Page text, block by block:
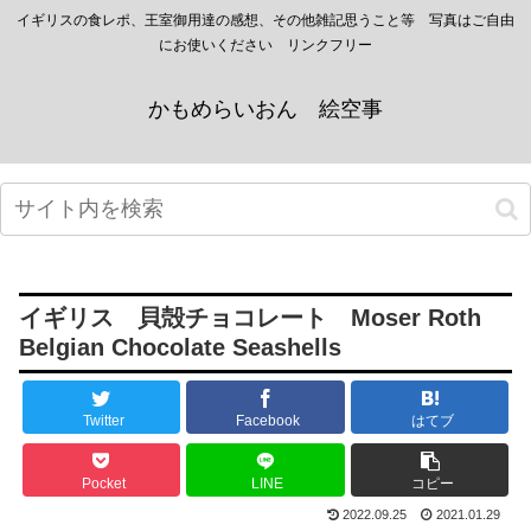
イギリスの食レポ、王室御用達の感想、その他雑記思うこと等 写真はご自由
にお使いください リンクフリー
かもめらいおん 絵空事
イギリス 貝殻チョコレート Moser Roth
Belgian Chocolate Seashells
Twitter Facebook はてブ
Pocket LINE コピー
2022.09.25 2021.01.29